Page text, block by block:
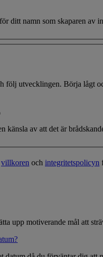
ditt namn som skaparen av
följ utvecklingen. Börja lågt
känsla av att det är
villkoren och integritetspolicyn
upp motiverande mål att